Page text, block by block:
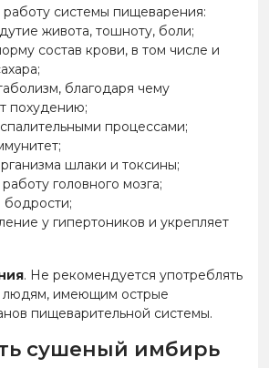
работу системы пищеварения:
живота, тошноту, боли;
состав крови, в том числе и
благодаря чему
похудению;
процессами;
шлаки и токсины;
головного мозга;
бодрости;
у гипертоников и укрепляет
. Не рекомендуется употреблять
имеющим острые
пищеварительной системы.
сушеный имбирь